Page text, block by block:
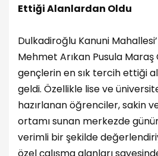
Ettiği Alanlardan Oldu
Dulkadiroğlu Kanuni
Mehmet Arıkan Pusula Maraş
gençlerin en sık tercih ettiği
geldi. Özellikle lise ve
hazırlanan öğrenciler, sakin
ortamı sunan merkezde
verimli bir şekilde
özel çalışma alanları